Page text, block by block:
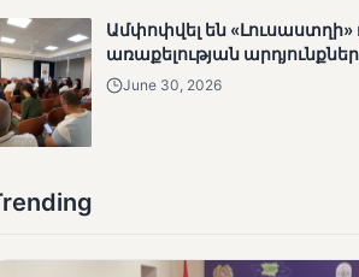
Ամփոփվել են
առաքելության
June 30, 2026